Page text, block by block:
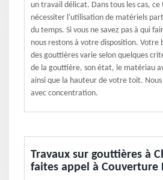
un travail délicat. Dans tous les cas,
nécessiter l'utilisation de matériels
du temps. Si vous ne savez pas à qui
nous restons à votre disposition.
des gouttières varie selon quelques
de la gouttière, son état, le matériau
ainsi que la hauteur de votre toit.
avec concentration.
Travaux sur gouttières à
faites appel à Couverture